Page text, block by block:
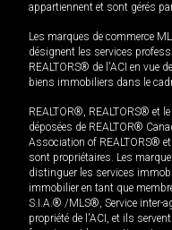
appartiennent et sont gérés
Les marques de commerce
désignent les services
REALTORS® de l'ACI en vue
biens immobiliers dans le
REALTOR®, REALTORS® et
déposées de REALTOR®
Association of REALTORS®
sont propriétaires. Les
distinguer les services
immobilier en tant que
S.I.A.® /MLS®, Service inter-
propriété de l'ACI, et ils